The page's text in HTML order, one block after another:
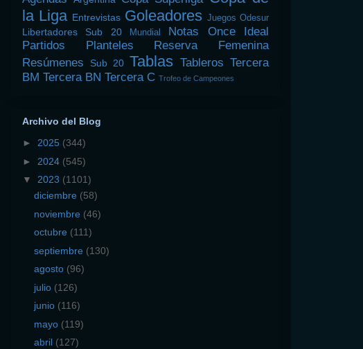
la Liga Entrevistas Goleadores Juegos Odesur
Libertadores Sub 20 Mundial Notas
Once Ideal
Partidos
Planteles
Reserva Femenina
Resúmenes
Sub 20 Tablas Tableros Tercera
BM Tercera BN Tercera C Trofeo de Campeones
Archivo del Blog
► 2025 (344)
► 2024 (545)
▼ 2023 (1101)
diciembre (58)
noviembre (46)
octubre (111)
septiembre (130)
agosto (96)
julio (126)
junio (116)
mayo (119)
abril (127)